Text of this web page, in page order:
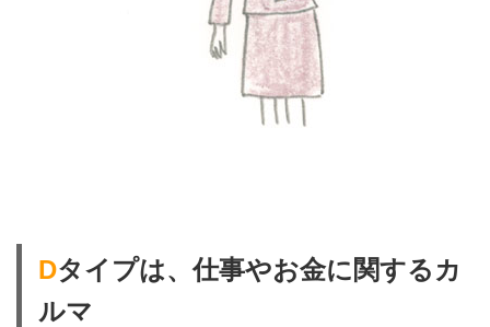
Dタイプは、仕事やお金に関するカ
ルマ